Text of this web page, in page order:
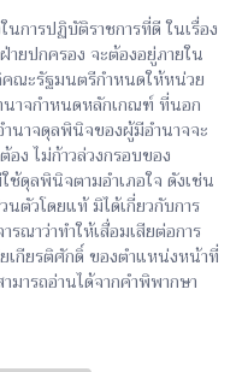
การปฏิบัติราชการที่ดี ในเรื่อง
ยปกครอง จะต้องอยู่ภายใน
ณะรัฐมนตรีกำหนดให้หน่วย
าจกำหนดหลักเกณฑ์ ที่นอก
นาจดุลพินิจของผู้มีอำนาจจะ
ง ไม่ก้าวล่วงกรอบของ
ดุลพินิจตามอำเภอใจ ดังเช่น
นตัวโดยแท้ มิได้เกี่ยวกับการ
ณาว่าทำให้เสื่อมเสียต่อการ
เกียรติศักดิ์ ของตำแหน่งหน้าที่
มารถอ่านได้จากคำพิพากษา